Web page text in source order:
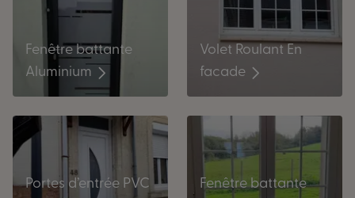
Fenêtre battante
Aluminium
Volet Roulant En
facade
Portes d’entrée PVC
Fenêtre battante